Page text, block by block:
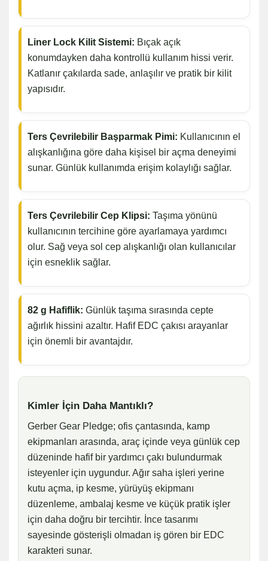
Liner Lock Kilit Sistemi: Bıçak açık
konumdayken daha kontrollü kullanım hissi verir.
Katlanır çakılarda sade, anlaşılır ve pratik bir kilit
yapısıdır.
Ters Çevrilebilir Başparmak Pimi: Kullanıcının el
alışkanlığına göre daha kişisel bir açma deneyimi
sunar. Günlük kullanımda erişim kolaylığı sağlar.
Ters Çevrilebilir Cep Klipsi: Taşıma yönünü
kullanıcının tercihine göre ayarlamaya yardımcı
olur. Sağ veya sol cep alışkanlığı olan kullanıcılar
için esneklik sağlar.
82 g Hafiflik: Günlük taşıma sırasında cepte
ağırlık hissini azaltır. Hafif EDC çakısı arayanlar
için önemli bir avantajdır.
Kimler İçin Daha Mantıklı?
Gerber Gear Pledge; ofis çantasında, kamp
ekipmanları arasında, araç içinde veya günlük cep
düzeninde hafif bir yardımcı çakı bulundurmak
isteyenler için uygundur. Ağır saha işleri yerine
kutu açma, ip kesme, yürüyüş ekipmanı
düzenleme, ambalaj kesme ve küçük pratik işler
için daha doğru bir tercihtir. İnce tasarımı
sayesinde gösterişli olmadan iş gören bir EDC
karakteri sunar.